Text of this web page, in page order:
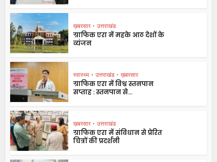
ख़बरसार • उत्तराखंड
ग्राफिक एरा में महके आठ देशों के
व्यंजन
स्वास्थ्य • उत्तराखंड • ख़बरसार
ग्राफिक एरा में विश्व स्तनपान
सप्ताह : स्तनपान से...
ख़बरसार • उत्तराखंड
ग्राफिक एरा में संविधान से प्रेरित
चित्रों की प्रदर्शनी